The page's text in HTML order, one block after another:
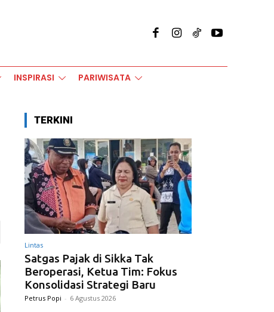
INSPIRASI PARIWISATA
TERKINI
Lintas
Satgas Pajak di Sikka Tak
Beroperasi, Ketua Tim: Fokus
Konsolidasi Strategi Baru
Petrus Popi - 6 Agustus 2026